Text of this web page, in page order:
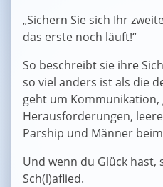
„Sichern Sie sich Ihr
das erste noch läuft!“
So beschreibt sie ihre
so viel anders ist als die
geht um Kommunikation,
Herausforderungen,
Parship und Männer
Und wenn du Glück hast,
Sch(l)aflied.